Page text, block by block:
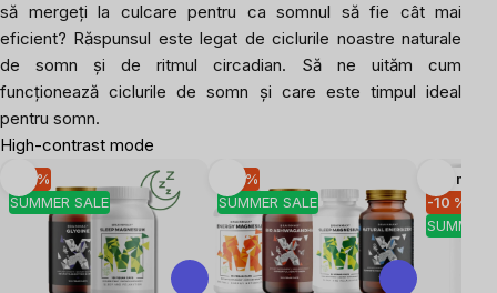
să mergeți la culcare pentru ca somnul să fie cât mai
eficient? Răspunsul este legat de ciclurile noastre naturale
de somn și de ritmul circadian. Să ne uităm cum
funcționează ciclurile de somn și care este timpul ideal
pentru somn.
High-contrast mode
SUMMER SALE
-10 %
SUMMER SALE
-10 %
SUMMER
-10 %
Mai